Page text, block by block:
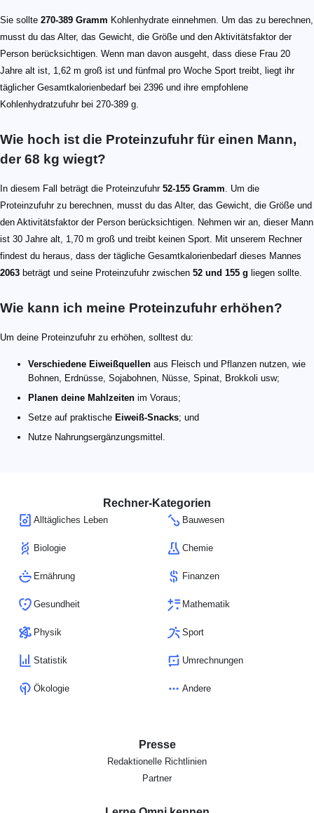
Sie sollte 270-389 Gramm Kohlenhydrate einnehmen. Um das zu berechnen,
musst du das Alter, das Gewicht, die Größe und den Aktivitätsfaktor der
Person berücksichtigen. Wenn man davon ausgeht, dass diese Frau 20
Jahre alt ist, 1,62 m groß ist und fünfmal pro Woche Sport treibt, liegt ihr
täglicher Gesamtkalorienbedarf bei 2396 und ihre empfohlene
Kohlenhydratzufuhr bei 270-389 g.
Wie hoch ist die Proteinzufuhr für einen Mann,
der 68 kg wiegt?
In diesem Fall beträgt die Proteinzufuhr 52-155 Gramm. Um die
Proteinzufuhr zu berechnen, musst du das Alter, das Gewicht, die Größe und
den Aktivitätsfaktor der Person berücksichtigen. Nehmen wir an, dieser Mann
ist 30 Jahre alt, 1,70 m groß und treibt keinen Sport. Mit unserem Rechner
findest du heraus, dass der tägliche Gesamtkalorienbedarf dieses Mannes
2063 beträgt und seine Proteinzufuhr zwischen 52 und 155 g liegen sollte.
Wie kann ich meine Proteinzufuhr erhöhen?
Um deine Proteinzufuhr zu erhöhen, solltest du:
Verschiedene Eiweißquellen aus Fleisch und Pflanzen nutzen, wie
Bohnen, Erdnüsse, Sojabohnen, Nüsse, Spinat, Brokkoli usw;
Planen deine Mahlzeiten im Voraus;
Setze auf praktische Eiweiß-Snacks; und
Nutze Nahrungsergänzungsmittel.
Rechner-Kategorien
Alltägliches Leben Bauwesen
Biologie Chemie
Ernährung Finanzen
Gesundheit Mathematik
Physik Sport
Statistik Umrechnungen
Ökologie Andere
Presse
Redaktionelle Richtlinien
Partner